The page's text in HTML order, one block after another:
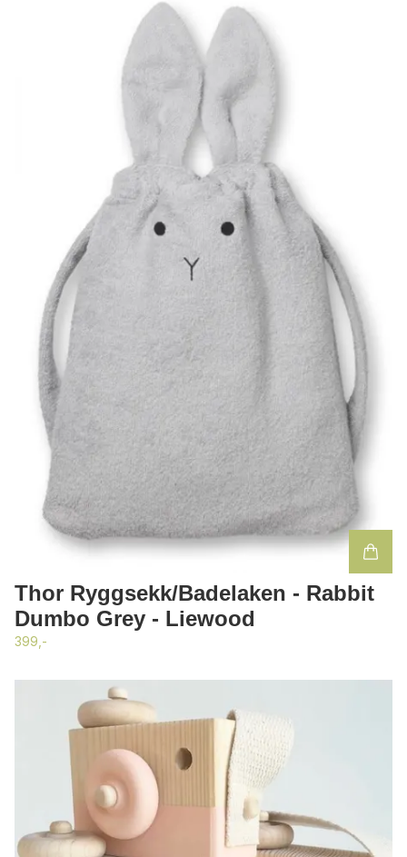
Thor Ryggsekk/Badelaken - Rabbit
Dumbo Grey - Liewood
399,-